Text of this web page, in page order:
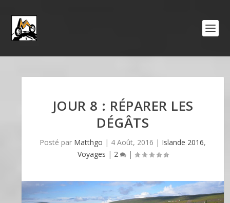
JOUR 8 : RÉPARER LES
DÉGÂTS
Posté par Matthgo | 4 Août, 2016 | Islande 2016,
Voyages | 2 |